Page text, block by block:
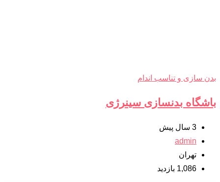
بدن سازی و تناسب اندام
باشگاه بدنسازی سینرژی
3 سال پیش
admin
تهران
1,086 بازدید